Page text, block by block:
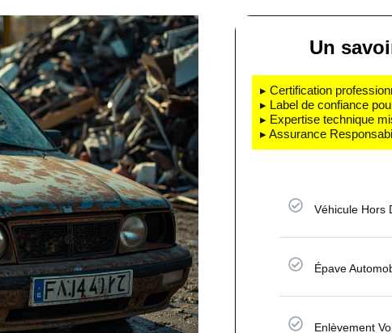
Un
▸ Certification
▸ Label de confiance
▸ Expertise technique
▸ Assurance
Véhicule Hors
Épave
Enlèvement